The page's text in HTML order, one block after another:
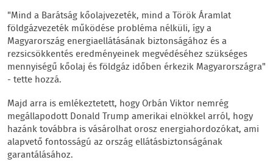
"Mind a Barátság kőolajvezeték, mind a Török Áramlat
földgázvezeték működése probléma nélküli, így a
Magyarország energiaellátásának biztonságához és a
rezsicsökkentés eredményeinek megvédéséhez szükséges
mennyiségű kőolaj és földgáz időben érkezik Magyarországra"
- tette hozzá.
Majd arra is emlékeztetett, hogy Orbán Viktor nemrég
megállapodott Donald Trump amerikai elnökkel arról, hogy
hazánk továbbra is vásárolhat orosz energiahordozókat, ami
alapvető fontosságú az ország ellátásbiztonságának
garantálásához.